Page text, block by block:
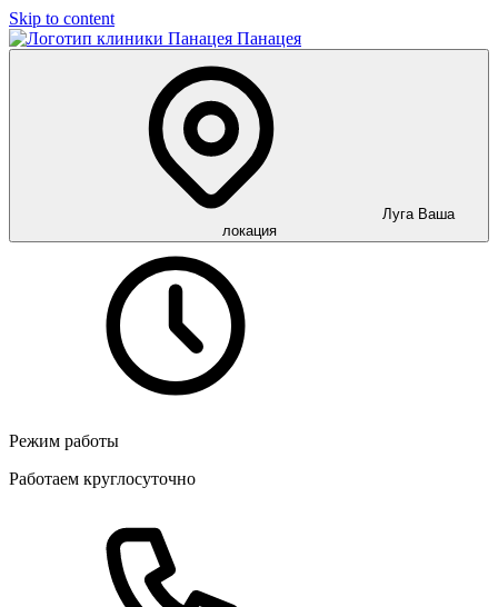
Skip to content
Панацея
Луга Ваша
локация
Режим работы
Работаем круглосуточно